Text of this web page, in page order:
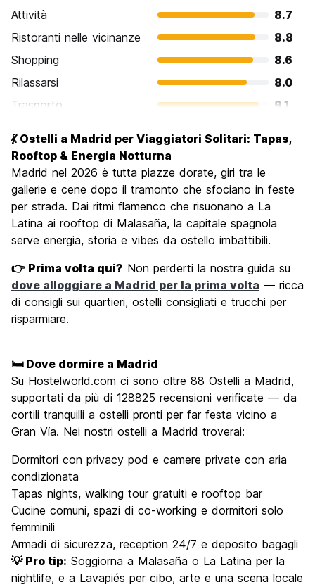
Attività
8.7
Ristoranti nelle vicinanze
8.8
Shopping
8.6
Rilassarsi
8.0
Trasporto
9.1
Luoghi di interesse culturale
Festa / Vita notturna
Qualita' Prezzo
8.1
💃 Ostelli a Madrid per Viaggiatori Solitari: Tapas,
Rooftop & Energia Notturna
Madrid nel 2026 è tutta piazze dorate, giri tra le
gallerie e cene dopo il tramonto che sfociano in feste
per strada. Dai ritmi flamenco che risuonano a La
Latina ai rooftop di Malasaña, la capitale spagnola
serve energia, storia e vibes da ostello imbattibili.
👉 Prima volta qui? Non perderti la nostra guida su
dove alloggiare a Madrid per la prima volta — ricca
di consigli sui quartieri, ostelli consigliati e trucchi per
risparmiare.
🛏️ Dove dormire a Madrid
Su Hostelworld.com ci sono oltre 88 Ostelli a Madrid,
supportati da più di 128825 recensioni verificate — da
cortili tranquilli a ostelli pronti per far festa vicino a
Gran Vía. Nei nostri ostelli a Madrid troverai:
Dormitori con privacy pod e camere private con aria
condizionata
Tapas nights, walking tour gratuiti e rooftop bar
Cucine comuni, spazi di co-working e dormitori solo
femminili
Armadi di sicurezza, reception 24/7 e deposito bagagli
💡 Pro tip: Soggiorna a Malasaña o La Latina per la
nightlife, e a Lavapiés per cibo, arte e una scena locale